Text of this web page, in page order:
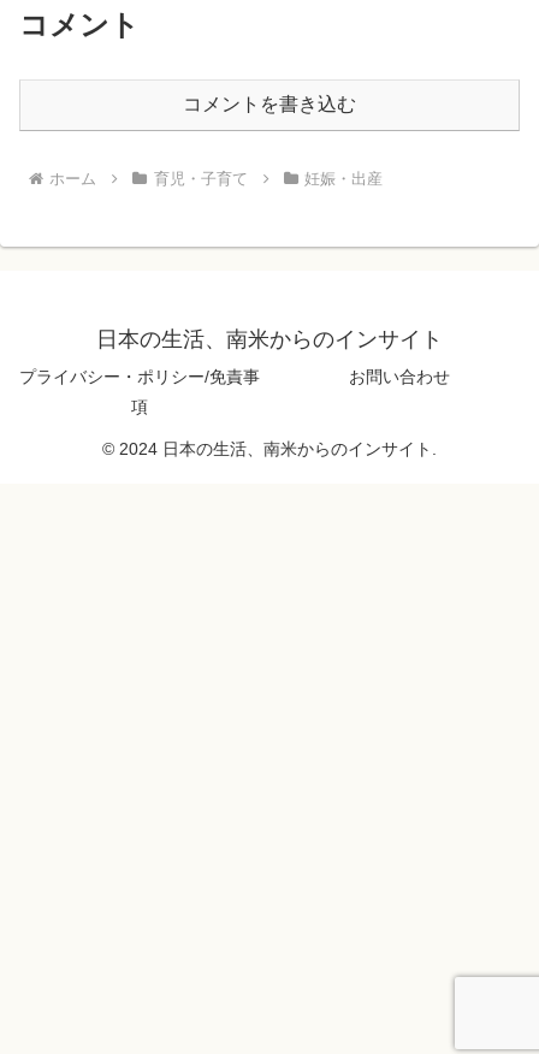
コメント
コメントを書き込む
ホーム 育児・子育て 妊娠・出産
日本の生活、南米からのインサイト
プライバシー・ポリシー/免責事
項
お問い合わせ
© 2024 日本の生活、南米からのインサイト.